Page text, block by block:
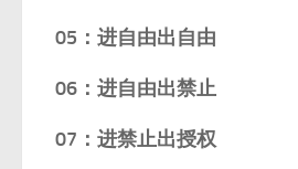
05：进自由出自由
06：进自由出禁止
07：进禁止出授权